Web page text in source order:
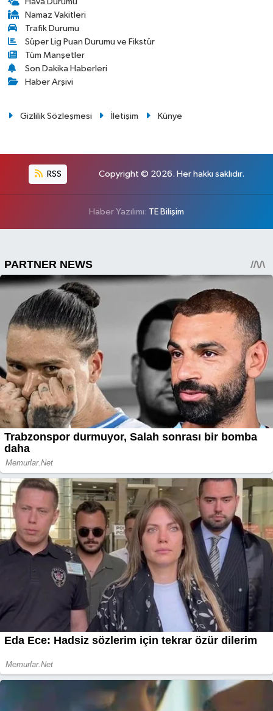
Namaz Vakitleri
Trafik Durumu
Süper Lig Puan Durumu ve Fikstür
Tüm Manşetler
Son Dakika Haberleri
Haber Arşivi
Gizlilik Sözleşmesi İletişim Künye
RSS Copyright © 2026. Her hakkı saklıdır.
Haber Yazılımı: TE Bilişim